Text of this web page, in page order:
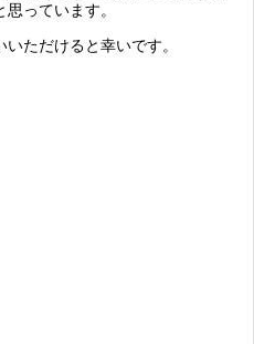
っています。
ただけると幸いです。